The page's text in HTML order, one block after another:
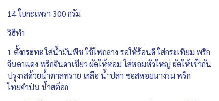
14 ใบกะเพรา 300 กรัม
วิธีทำ
1 ตั้งกระทะ ใส่น้ำมันพืช ใช้ไฟกลาง รอให้ร้อนดี ใส่กระเทียม พริก
จินดาแดง พริกจินดาเขียว ผัดให้หอม ใส่หอมหัวใหญ่ ผัดให้เข้ากัน
ปรุงรสด้วยน้ำตาลทราย เกลือ น้ำปลา ซอสหอยนางรม พริก
ไทยดำป่น น้ำสต็อก